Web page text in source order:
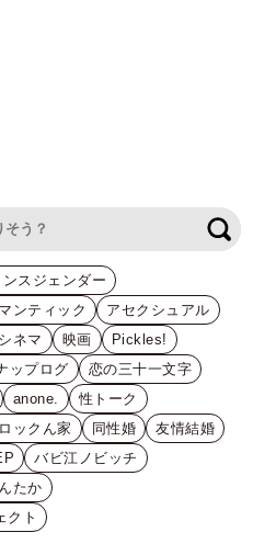
ンスジェンダー
ンティック
アセクシュアル
ネマ 映画
Pickles!
ップログ
恋の三十一文字
anone.
性トーク
ックん家 同性婚
友情結婚
バビ江ノビッチ
たか
クト